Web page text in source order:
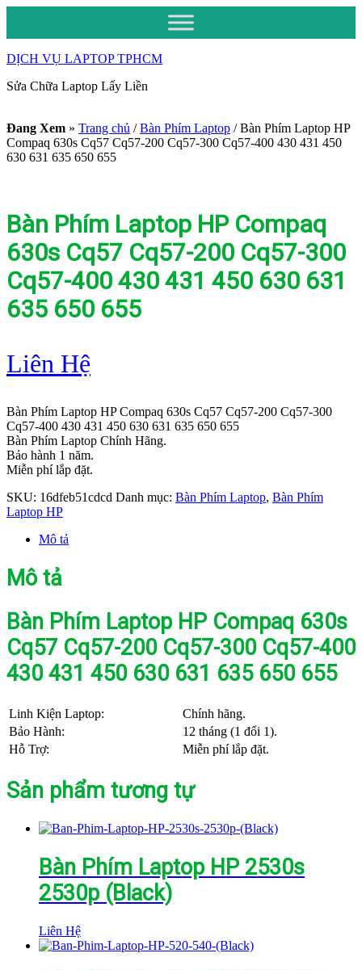
DỊCH VỤ LAPTOP TPHCM
Sửa Chữa Laptop Lấy Liền
Đang Xem » Trang chủ / Bàn Phím Laptop /Bàn Phím Laptop HP
Compaq 630s Cq57 Cq57-200 Cq57-300 Cq57-400 430 431 450
630 631 635 650 655
Bàn Phím Laptop HP Compaq
630s Cq57 Cq57-200 Cq57-300
Cq57-400 430 431 450 630 631
635 650 655
Liên Hệ
Bàn Phím Laptop HP Compaq 630s Cq57 Cq57-200 Cq57-300
Cq57-400 430 431 450 630 631 635 650 655
Bàn Phím Laptop Chính Hãng.
Bảo hành 1 năm.
Miễn phí lắp đặt.
SKU: 16dfeb51cdcd Danh mục: Bàn Phím Laptop, Bàn Phím
Laptop HP
Mô tả
Mô tả
Bàn Phím Laptop HP Compaq 630s
Cq57 Cq57-200 Cq57-300 Cq57-400
430 431 450 630 631 635 650 655
Linh Kiện Laptop:
Chính hãng.
Bảo Hành:
12 tháng (1 đổi 1).
Hỗ Trợ:
Miễn phí lắp đặt.
Sản phẩm tương tự
Bàn Phím Laptop HP 2530s
2530p (Black)
Liên Hệ